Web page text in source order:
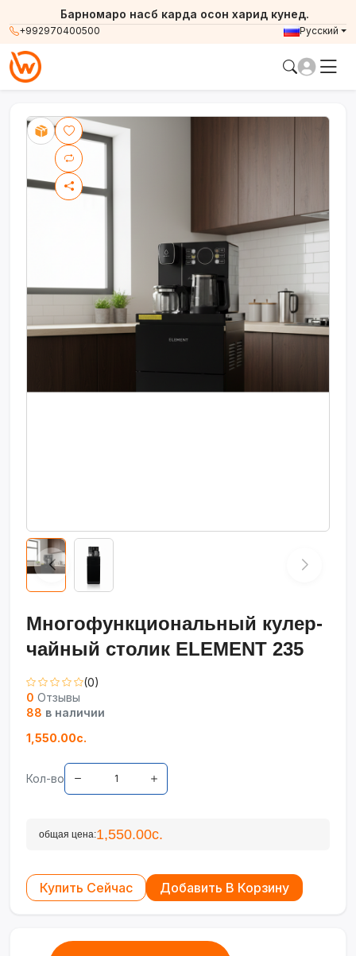
+992970400500
Барномаро насб карда осон харид кунед.
Русский
Многофункциональный кулер-
чайный столик ELEMENT 235
(0)
0 Отзывы
88 в наличии
1,550.00с.
Кол-во
общая цена:1,550.00с.
Купить Сейчас Добавить В Корзину